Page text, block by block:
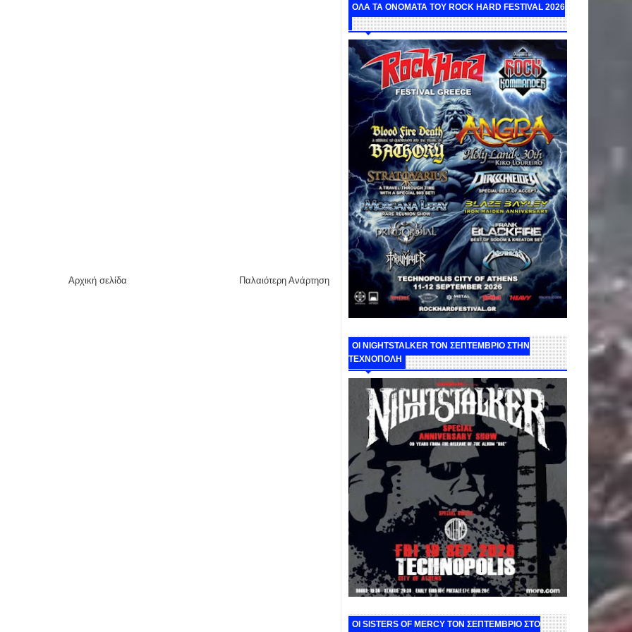
Παλαιότερη Ανάρτηση
Αρχική σελίδα
ΟΛΑ ΤΑ ΟΝΟΜΑΤΑ ΤΟΥ ROCK HARD FESTIVAL 2026
ΟΙ NIGHTSTALKER ΤΟΝ ΣΕΠΤΕΜΒΡΙΟ ΣΤΗΝ
ΤΕΧΝΟΠΟΛΗ
ΟΙ SISTERS OF MERCY ΤΟΝ ΣΕΠΤΕΜΒΡΙΟ ΣΤΟ